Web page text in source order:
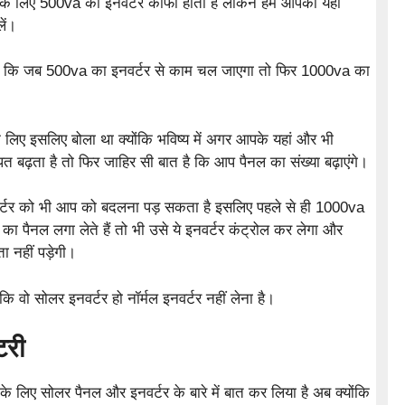
जब 500va का इनवर्टर से काम चल जाएगा तो फिर 1000va का
इसलिए बोला था क्योंकि भविष्य में अगर आपके यहां और भी
बढ़ता है तो फिर जाहिर सी बात है कि आप पैनल का संख्या बढ़ाएंगे।
को भी आप को बदलना पड़ सकता है इसलिए पहले से ही 1000va
पैनल लगा लेते हैं तो भी उसे ये इनवर्टर कंट्रोल कर लेगा और
नहीं पड़ेगी।
सोलर इनवर्टर हो नॉर्मल इनवर्टर नहीं लेना है।
लिए सोलर पैनल और इनवर्टर के बारे में बात कर लिया है अब क्योंकि